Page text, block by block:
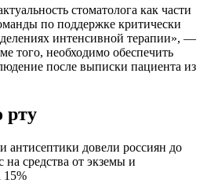
стоматолога как части
по поддержке критически
интенсивной терапии», —
того, необходимо обеспечить
после выписки пациента из
рту
антисептики довели россиян до
средства от экземы и
15%